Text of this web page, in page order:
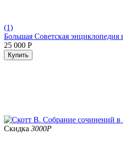
(1)
Большая Советская энциклопедия
25 000 Р
Купить
Скидка 3000Р